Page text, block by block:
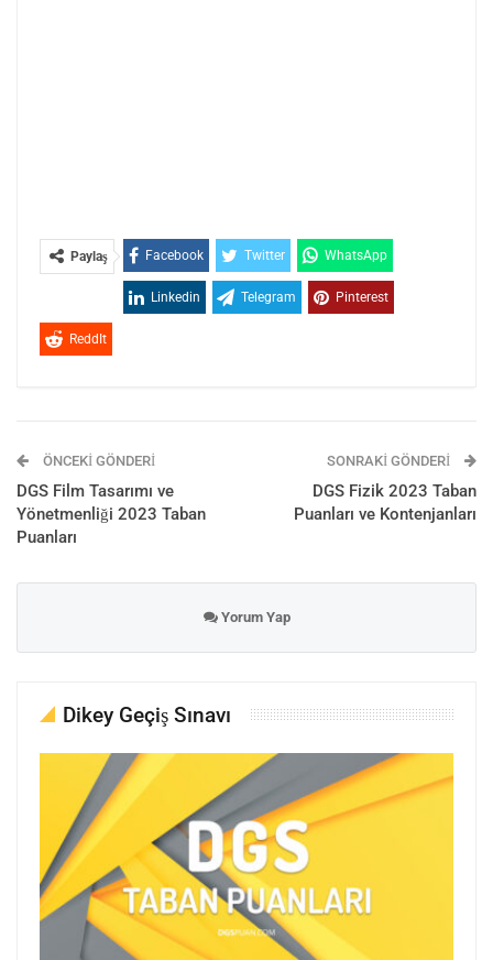
Paylaş Facebook Twitter WhatsApp
Linkedin Telegram Pinterest
ReddIt
ÖNCEKI GÖNDERI
DGS Film Tasarımı ve
Yönetmenliği 2023 Taban
Puanları
SONRAKI GÖNDERI
DGS Fizik 2023 Taban
Puanları ve Kontenjanları
Yorum Yap
Dikey Geçiş Sınavı